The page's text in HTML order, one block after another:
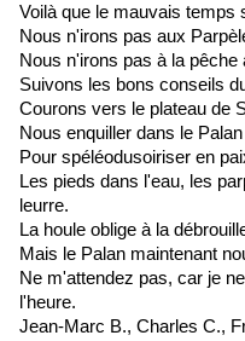
Voilà que le mauvais temps
Nous n'irons pas aux
Nous n'irons pas à la pêche
Suivons les bons conseils
Courons vers le plateau de
Nous enquiller dans le Palan
Pour spéléodusoiriser en
Les pieds dans l'eau, les
leurre.
La houle oblige à la
Mais le Palan maintenant
Ne m'attendez pas, car je
l'heure.
Jean-Marc B., Charles C.,